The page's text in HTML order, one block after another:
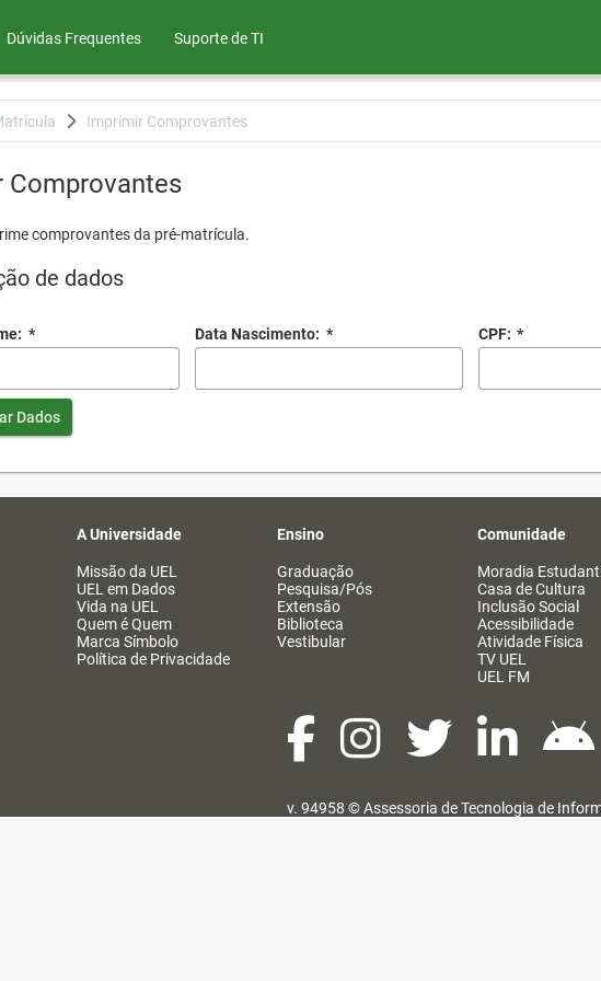
Dúvidas Frequentes Suporte de TI
Imprimir Comprovantes
Comprovantes
comprovantes da pré-matrícula.
de dados
* Data Nascimento: * CPF: *
Dados
A Universidade
Missão da UEL
UEL em Dados
Vida na UEL
Quem é Quem
Marca Símbolo
Política de Privacidade
Ensino
Graduação
Pesquisa/Pós
Extensão
Biblioteca
Vestibular
Comunidade
Moradia
Casa de Cultura
Inclusão Social
Acessibilidade
Atividade Física
TV UEL
UEL FM
v. 94958 ©Assessoria de Tecnologia de